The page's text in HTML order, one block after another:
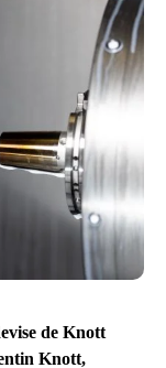
de Knott
Knott,